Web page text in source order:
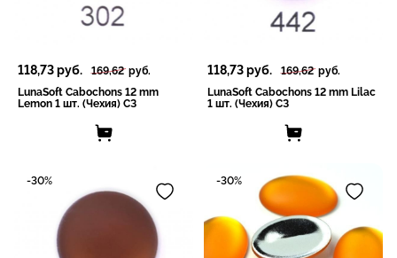
118,73руб. 169,62 руб.
LunaSoft Cabochons 12 mm
Lemon 1 шт. (Чехия) СЗ
118,73руб. 169,62 руб.
LunaSoft Cabochons 12 mm Lilac
1 шт. (Чехия) СЗ
-30% -30%